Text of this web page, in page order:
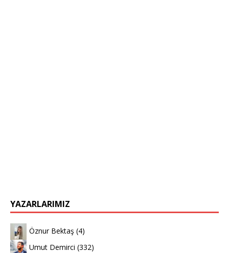
YAZARLARIMIZ
Öznur Bektaş (4)
Umut Demirci (332)